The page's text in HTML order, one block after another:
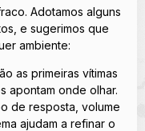
Adotamos alguns
e sugerimos que
ambiente:
as primeiras vítimas
apontam onde olhar.
de resposta, volume
ajudam a refinar o